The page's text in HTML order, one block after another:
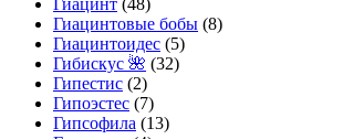
Гиацинт (48)
Гиацинтовые бобы (8)
Гиацинтоидес (5)
Гибискус 🌺 (32)
Гипестис (2)
Гипоэстес (7)
Гипсофила (13)